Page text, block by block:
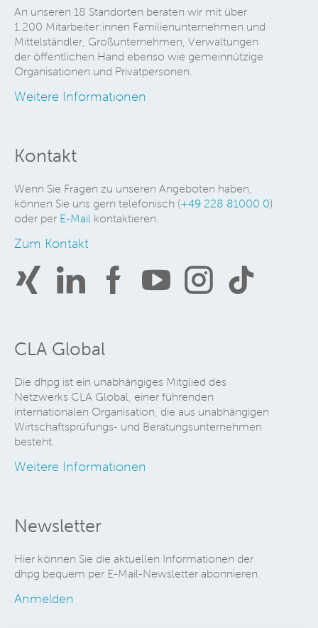
An unseren 18 Standorten beraten wir mit über
1.200 Mitarbeiter:innen Familienunternehmen und
Mittelständler, Großunternehmen, Verwaltungen
der öffentlichen Hand ebenso wie gemeinnützige
Organisationen und Privatpersonen.
Weitere Informationen
Kontakt
Wenn Sie Fragen zu unseren Angeboten haben,
können Sie uns gern telefonisch (+49 228 81000 0)
oder per E-Mail kontaktieren.
Zum Kontakt
CLA Global
Die dhpg ist ein unabhängiges Mitglied des
Netzwerks CLA Global, einer führenden
internationalen Organisation, die aus unabhängigen
Wirtschaftsprüfungs- und Beratungsunternehmen
besteht.
Weitere Informationen
Newsletter
Hier können Sie die aktuellen Informationen der
dhpg bequem per E-Mail-Newsletter abonnieren.
Anmelden